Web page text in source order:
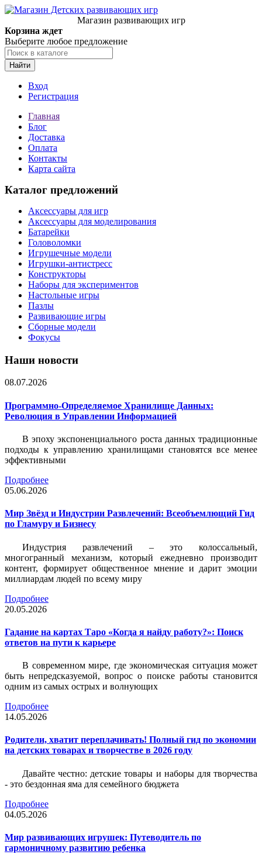
Магазин развивающих игр
Корзина ждет
Выберите любое предложение
Найти
Вход
Регистрация
Главная
Блог
Доставка
Оплата
Контакты
Карта сайта
Каталог предложений
Аксессуары для игр
Аксессуары для моделирования
Батарейки
Головоломки
Игрушечные модели
Игрушки-антистресс
Конструкторы
Наборы для экспериментов
Настольные игры
Пазлы
Развивающие игры
Сборные модели
Фокусы
Наши новости
08.07.2026
Программно-Определяемое Хранилище Данных:
Революция в Управлении Информацией
В эпоху экспоненциального роста данных традиционные
подходы к управлению хранилищами становятся все менее
эффективными
Подробнее
05.06.2026
Мир Звёзд и Индустрии Развлечений: Всеобъемлющий Гид
по Гламуру и Бизнесу
Индустрия развлечений – это колоссальный,
многогранный механизм, который ежедневно производит
контент, формирует общественное мнение и дарит эмоции
миллиардам людей по всему миру
Подробнее
20.05.2026
Гадание на картах Таро «Когда я найду работу?»: Поиск
ответов на пути к карьере
В современном мире, где экономическая ситуация может
быть непредсказуемой, вопрос о поиске работы становится
одним из самых острых и волнующих
Подробнее
14.05.2026
Родители, хватит переплачивать! Полный гид по экономии
на детских товарах и творчестве в 2026 году
Давайте честно: детские товары и наборы для творчества
- это бездонная яма для семейного бюджета
Подробнее
04.05.2026
Мир развивающих игрушек: Путеводитель по
гармоничному развитию ребенка